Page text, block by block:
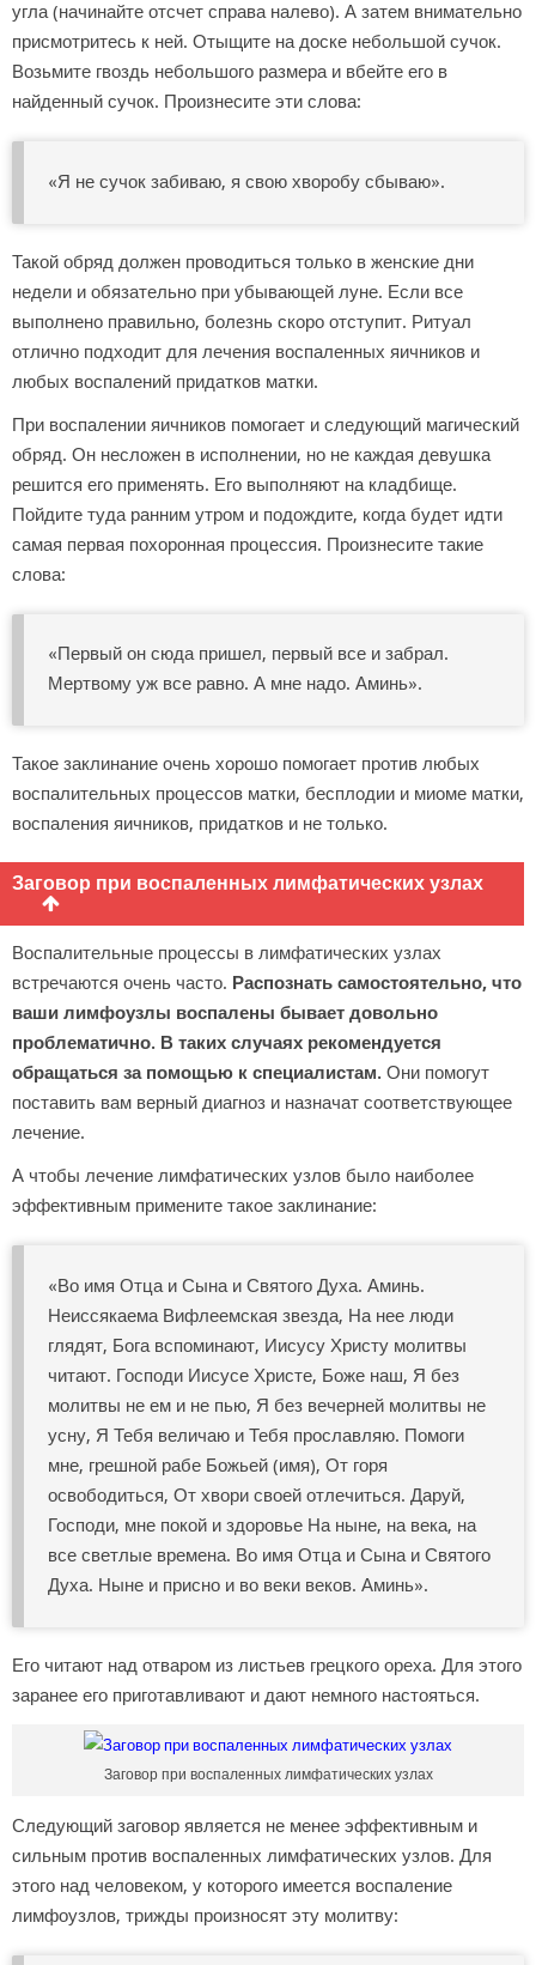
угла (начинайте отсчет справа налево). А затем внимательно
присмотритесь к ней. Отыщите на доске небольшой сучок.
Возьмите гвоздь небольшого размера и вбейте его в
найденный сучок. Произнесите эти слова:
«Я не сучок забиваю, я свою хворобу сбываю».
Такой обряд должен проводиться только в женские дни
недели и обязательно при убывающей луне. Если все
выполнено правильно, болезнь скоро отступит. Ритуал
отлично подходит для лечения воспаленных яичников и
любых воспалений придатков матки.
При воспалении яичников помогает и следующий магический
обряд. Он несложен в исполнении, но не каждая девушка
решится его применять. Его выполняют на кладбище.
Пойдите туда ранним утром и подождите, когда будет идти
самая первая похоронная процессия. Произнесите такие
слова:
«Первый он сюда пришел, первый все и забрал.
Мертвому уж все равно. А мне надо. Аминь».
Такое заклинание очень хорошо помогает против любых
воспалительных процессов матки, бесплодии и миоме матки,
воспаления яичников, придатков и не только.
Заговор при воспаленных лимфатических узлах
Воспалительные процессы в лимфатических узлах
встречаются очень часто. Распознать самостоятельно, что
ваши лимфоузлы воспалены бывает довольно
проблематично. В таких случаях рекомендуется
обращаться за помощью к специалистам. Они помогут
поставить вам верный диагноз и назначат соответствующее
лечение.
А чтобы лечение лимфатических узлов было наиболее
эффективным примените такое заклинание:
«Во имя Отца и Сына и Святого Духа. Аминь.
Неиссякаема Вифлеемская звезда, На нее люди
глядят, Бога вспоминают, Иисусу Христу молитвы
читают. Господи Иисусе Христе, Боже наш, Я без
молитвы не ем и не пью, Я без вечерней молитвы не
усну, Я Тебя величаю и Тебя прославляю. Помоги
мне, грешной рабе Божьей (имя), От горя
освободиться, От хвори своей отлечиться. Даруй,
Господи, мне покой и здоровье На ныне, на века, на
все светлые времена. Во имя Отца и Сына и Святого
Духа. Ныне и присно и во веки веков. Аминь».
Его читают над отваром из листьев грецкого ореха. Для этого
заранее его приготавливают и дают немного настояться.
Заговор при воспаленных лимфатических узлах
Следующий заговор является не менее эффективным и
сильным против воспаленных лимфатических узлов. Для
этого над человеком, у которого имеется воспаление
лимфоузлов, трижды произносят эту молитву: